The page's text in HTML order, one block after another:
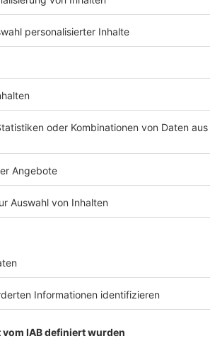
1/2
vor allem ROCKENDENAktionenmit
), um nichts zu verpassen. Wir
für die 666 besten Rock-Songs läuft -
zusammen. Seid dabei!